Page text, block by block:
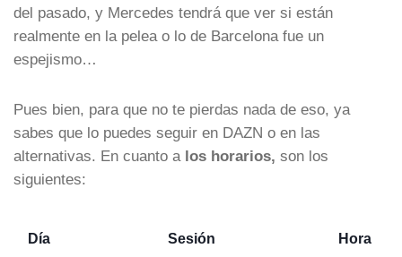
del pasado, y Mercedes tendrá que ver si están
realmente en la pelea o lo de Barcelona fue un
espejismo…
Pues bien, para que no te pierdas nada de eso, ya
sabes que lo puedes seguir en DAZN o en las
alternativas. En cuanto a los horarios, son los
siguientes:
Día Sesión Hora